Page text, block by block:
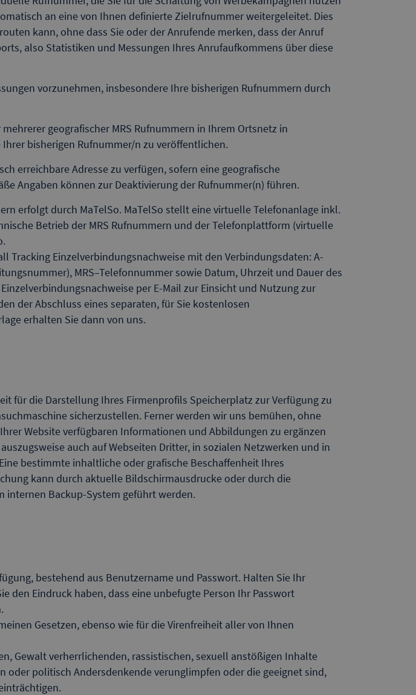
an eine von Ihnen definierte Zielrufnummer weitergeleitet. Dies
kann, ohne dass Sie oder der Anrufende merken, dass der Anruf
also Statistiken und Messungen Ihres Anrufaufkommens über diese
vorzunehmen, insbesondere Ihre bisherigen Rufnummern durch
geografischer MRS Rufnummern in Ihrem Ortsnetz in
bisherigen Rufnummer/n zu veröffentlichen.
erreichbare Adresse zu verfügen, sofern eine geografische
Angaben können zur Deaktivierung der Rufnummer(n) führen.
erfolgt durch MaTelSo. MaTelSo stellt eine virtuelle Telefonanlage inkl.
Betrieb der MRS Rufnummern und der Telefonplattform (virtuelle
Tracking Einzelverbindungsnachweise mit den Verbindungsdaten: A-
MRS–Telefonnummer sowie Datum, Uhrzeit und Dauer des
per E-Mail zur Einsicht und Nutzung zur
der Abschluss eines separaten, für Sie kostenlosen
erhalten Sie dann von uns.
für die Darstellung Ihres Firmenprofils Speicherplatz zur Verfügung zu
sicherzustellen. Ferner werden wir uns bemühen, ohne
Website verfügbaren Informationen und Abbildungen zu ergänzen
auch auf Webseiten Dritter, in sozialen Netzwerken und in
bestimmte inhaltliche oder grafische Beschaffenheit Ihres
kann durch aktuelle Bildschirmausdrucke oder durch die
internen Backup-System geführt werden.
bestehend aus Benutzername und Passwort. Halten Sie Ihr
den Eindruck haben, dass eine unbefugte Person Ihr Passwort
Gesetzen, ebenso wie für die Virenfreiheit aller von Ihnen
Gewalt verherrlichenden, rassistischen, sexuell anstößigen Inhalte
politisch Andersdenkende verunglimpfen oder die geeignet sind,